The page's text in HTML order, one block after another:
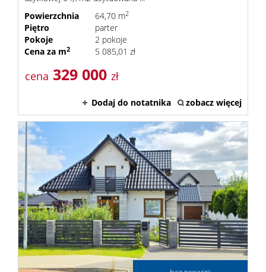
Powierzchnia
64,70 m2
Piętro
parter
Pokoje
2 pokoje
Cena za m2 5 085,01 zł
cena 329 000 zł
Dodaj do notatnika zobacz więcej